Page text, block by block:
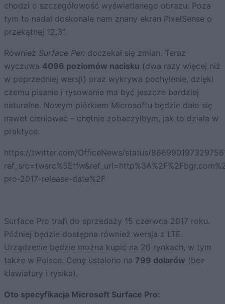
chodzi o szczegółowość wyświetlanego obrazu. Poza
tym to nadal doskonale nam znany ekran PixelSense o
przekątnej 12,3”.
Również Surface Pen doczekał się zmian. Teraz
wyczuwa 4096 poziomów nacisku (dwa razy więcej niż
w poprzedniej wersji) oraz wykrywa pochylenie, dzięki
czemu pisanie i rysowanie ma być jeszcze bardziej
naturalne. Nowym piórkiem Microsoftu będzie dało się
nawet cieniować – chętnie zobaczyłbym, jak to działa w
praktyce.
https://twitter.com/OfficeNews/status/
pro-2017-release-date%2F
Surface Pro trafi do sprzedaży 15 czerwca 2017 roku.
Później będzie dostępna również wersja z LTE.
Urządzenie będzie można kupić na 26 rynkach, w tym
także w Polsce. Cenę ustalono na 799 dolarów (bez
klawiatury i rysika).
Oto specyfikacja Microsoft Surface Pro: